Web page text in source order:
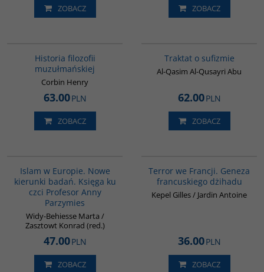
ZOBACZ ZOBACZ
Historia filozofii
muzułmańskiej
Corbin Henry
63.00PLN
ZOBACZ
Traktat o sufizmie
Al-Qasim Al-Qusayri Abu
62.00PLN
ZOBACZ
Islam w Europie. Nowe
kierunki badań. Księga ku
czci Profesor Anny
Parzymies
Widy-Behiesse Marta /
Zasztowt Konrad (red.)
47.00PLN
ZOBACZ
Terror we Francji. Geneza
francuskiego dżihadu
Kepel Gilles / Jardin Antoine
36.00PLN
ZOBACZ